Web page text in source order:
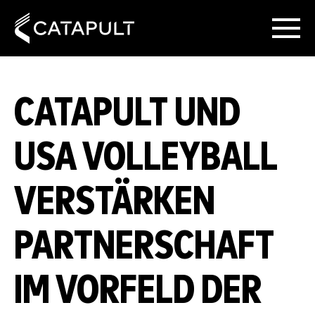
CATAPULT UND
USA VOLLEYBALL
VERSTÄRKEN
PARTNERSCHAFT
IM VORFELD DER